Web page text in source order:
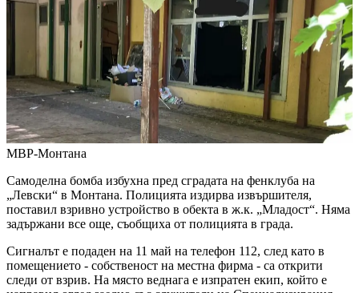
МВР-Монтана
Самоделна бомба избухна пред сградата на фенклуба на
„Левски“ в Монтана. Полицията издирва извършителя,
поставил взривно устройство в обекта в ж.к. „Младост“. Няма
задържани все още, съобщиха от полицията в града.
Сигналът е подаден на 11 май на телефон 112, след като в
помещението - собственост на местна фирма - са открити
следи от взрив. На място веднага е изпратен екип, който е